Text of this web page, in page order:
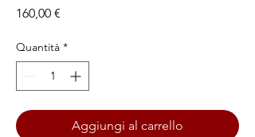
160,00 €
Quantità *
Aggiungi al carrello